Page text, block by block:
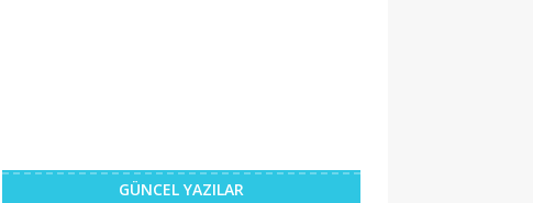
GÜNCEL YAZILAR